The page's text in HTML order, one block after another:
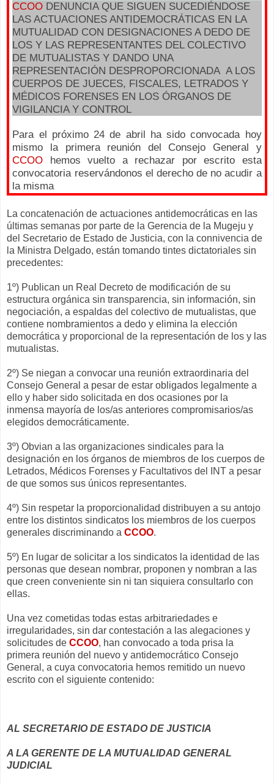
CCOO DENUNCIA QUE SIGUEN SUCEDIÉNDOSE
LAS ACTUACIONES ANTIDEMOCRÁTICAS EN LA
MUTUALIDAD CON DESIGNACIONES A DEDO DE
LOS Y LAS REPRESENTANTES DEL COLECTIVO
DE MUTUALISTAS Y DANDO UNA
REPRESENTACIÓN DESPROPORCIONADA A LOS
CUERPOS DE JUECES, FISCALES, LETRADOS Y
MÉDICOS FORENSES EN LOS ÓRGANOS DE
VIGILANCIA Y CONTROL
Para el próximo 24 de abril ha sido convocada hoy
mismo la primera reunión del Consejo General y
CCOO hemos vuelto a rechazar por escrito esta
convocatoria reservándonos el derecho de no acudir a
la misma
La concatenación de actuaciones antidemocráticas en las
últimas semanas por parte de la Gerencia de la Mugeju y
del Secretario de Estado de Justicia, con la connivencia de
la Ministra Delgado, están tomando tintes dictatoriales sin
precedentes:
1º) Publican un Real Decreto de modificación de su
estructura orgánica sin transparencia, sin información, sin
negociación, a espaldas del colectivo de mutualistas, que
contiene nombramientos a dedo y elimina la elección
democrática y proporcional de la representación de los y las
mutualistas.
2º) Se niegan a convocar una reunión extraordinaria del
Consejo General a pesar de estar obligados legalmente a
ello y haber sido solicitada en dos ocasiones por la
inmensa mayoría de los/as anteriores compromisarios/as
elegidos democráticamente.
3º) Obvian a las organizaciones sindicales para la
designación en los órganos de miembros de los cuerpos de
Letrados, Médicos Forenses y Facultativos del INT a pesar
de que somos sus únicos representantes.
4º) Sin respetar la proporcionalidad distribuyen a su antojo
entre los distintos sindicatos los miembros de los cuerpos
generales discriminando a CCOO.
5º) En lugar de solicitar a los sindicatos la identidad de las
personas que desean nombrar, proponen y nombran a las
que creen conveniente sin ni tan siquiera consultarlo con
ellas.
Una vez cometidas todas estas arbitrariedades e
irregularidades, sin dar contestación a las alegaciones y
solicitudes de CCOO, han convocado a toda prisa la
primera reunión del nuevo y antidemocrático Consejo
General, a cuya convocatoria hemos remitido un nuevo
escrito con el siguiente contenido:
AL SECRETARIO DE ESTADO DE JUSTICIA
A LA GERENTE DE LA MUTUALIDAD GENERAL
JUDICIAL